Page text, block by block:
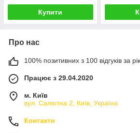
Купити
Про нас
100% позитивних з 100 відгуків за рік
Працює з 29.04.2020
м. Київ
вул. Салютна 2, Київ, Україна
Контакти